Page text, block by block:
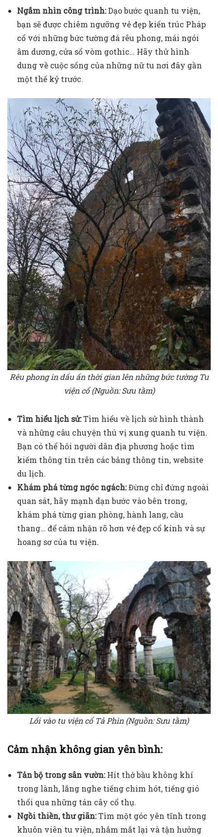
Ngắm nhìn công trình:Dạo bước quanh tu viện,
bạn sẽ được chiêm ngưỡng vẻ đẹp kiến trúc Pháp
cổ với những bức tường đá rêu phong, mái ngói
âm dương, cửa sổ vòm gothic… Hãy thử hình
dung về cuộc sống của những nữ tu nơi đây gần
một thế kỷ trước.
Rêu phong in dấu ấn thời gian lên những bức tường Tu
viện cổ (Nguồn: Sưu tầm)
Tìm hiểu lịch sử:Tìm hiểu về lịch sử hình thành
và những câu chuyện thú vị xung quanh tu viện.
Bạn có thể hỏi người dân địa phương hoặc tìm
kiếm thông tin trên các bảng thông tin, website
du lịch.
Khám phá từng ngóc ngách:Đừng chỉ đứng ngoài
quan sát, hãy mạnh dạn bước vào bên trong,
khám phá từng gian phòng, hành lang, cầu
thang… để cảm nhận rõ hơn vẻ đẹp cổ kính và sự
hoang sơ của tu viện.
Lối vào tu viện cổ Tả Phìn (Nguồn: Sưu tầm)
Cảm nhận không gian yên bình:
Tản bộ trong sân vườn:Hít thở bầu không khí
trong lành, lắng nghe tiếng chim hót, tiếng gió
thổi qua những tán cây cổ thụ.
Ngồi thiền, thư giãn:Tìm một góc yên tĩnh trong
khuôn viên tu viện, nhắm mắt lại và tận hưởng